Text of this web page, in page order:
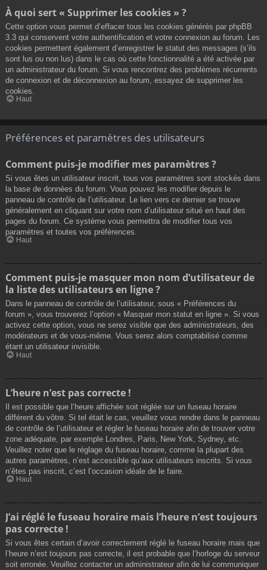
À quoi sert « Supprimer les cookies » ?
Cette option vous permet d’effacer tous les cookies générés par phpBB
3.3 qui conservent votre authentification et votre connexion au forum. Les
cookies permettent également d’enregistrer le statut des messages (s’ils
sont lus ou non lus) dans le cas où cette fonctionnalité a été activée par
un administrateur du forum. Si vous rencontrez des problèmes récurrents
de connexion et de déconnexion au forum, essayez de supprimer les
cookies.
Haut
Préférences et paramètres des utilisateurs
Comment puis-je modifier mes paramètres ?
Si vous êtes un utilisateur inscrit, tous vos paramètres sont stockés dans
la base de données du forum. Vous pouvez les modifier depuis le
panneau de contrôle de l’utilisateur. Le lien vers ce dernier se trouve
généralement en cliquant sur votre nom d’utilisateur situé en haut des
pages du forum. Ce système vous permettra de modifier tous vos
paramètres et toutes vos préférences.
Haut
Comment puis-je masquer mon nom d’utilisateur de
la liste des utilisateurs en ligne ?
Dans le panneau de contrôle de l’utilisateur, sous « Préférences du
forum », vous trouverez l’option « Masquer mon statut en ligne ». Si vous
activez cette option, vous ne serez visible que des administrateurs, des
modérateurs et de vous-même. Vous serez alors comptabilisé comme
étant un utilisateur invisible.
Haut
L’heure n’est pas correcte !
Il est possible que l’heure affichée soit réglée sur un fuseau horaire
différent du vôtre. Si tel était le cas, veuillez vous rendre dans le panneau
de contrôle de l’utilisateur et régler le fuseau horaire afin de trouver votre
zone adéquate, par exemple Londres, Paris, New York, Sydney, etc.
Veuillez noter que le réglage du fuseau horaire, comme la plupart des
autres paramètres, n’est accessible qu’aux utilisateurs inscrits. Si vous
n’êtes pas inscrit, c’est l’occasion idéale de le faire.
Haut
J’ai réglé le fuseau horaire mais l’heure n’est toujours
pas correcte !
Si vous êtes certain d’avoir correctement réglé le fuseau horaire mais que
l’heure n’est toujours pas correcte, il est probable que l’horloge du serveur
soit erronée. Veuillez contacter un administrateur afin de lui communiquer